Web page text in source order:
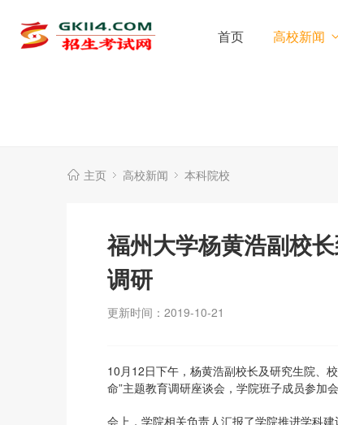
首页 高校新闻
主页 高校新闻 本科院校
福州大学杨黄浩副校
调研
更新时间：2019-10-21
10月12日下午，杨黄浩副校长及研究生院、
命”主题教育调研座谈会，学院班子成员参加会
会上，学院相关负责人汇报了学院推进学科